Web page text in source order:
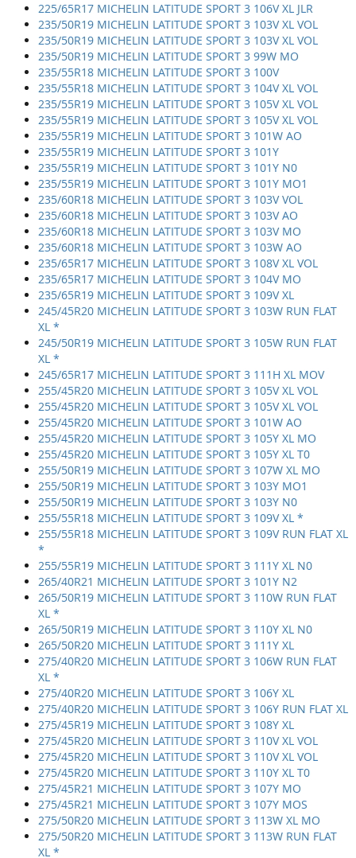
225/65R17 MICHELIN LATITUDE SPORT 3 106V XL JLR
235/50R19 MICHELIN LATITUDE SPORT 3 103V XL VOL
235/50R19 MICHELIN LATITUDE SPORT 3 103V XL VOL
235/50R19 MICHELIN LATITUDE SPORT 3 99W MO
235/55R18 MICHELIN LATITUDE SPORT 3 100V
235/55R18 MICHELIN LATITUDE SPORT 3 104V XL VOL
235/55R19 MICHELIN LATITUDE SPORT 3 105V XL VOL
235/55R19 MICHELIN LATITUDE SPORT 3 105V XL VOL
235/55R19 MICHELIN LATITUDE SPORT 3 101W AO
235/55R19 MICHELIN LATITUDE SPORT 3 101Y
235/55R19 MICHELIN LATITUDE SPORT 3 101Y N0
235/55R19 MICHELIN LATITUDE SPORT 3 101Y MO1
235/60R18 MICHELIN LATITUDE SPORT 3 103V VOL
235/60R18 MICHELIN LATITUDE SPORT 3 103V AO
235/60R18 MICHELIN LATITUDE SPORT 3 103V MO
235/60R18 MICHELIN LATITUDE SPORT 3 103W AO
235/65R17 MICHELIN LATITUDE SPORT 3 108V XL VOL
235/65R17 MICHELIN LATITUDE SPORT 3 104V MO
235/65R19 MICHELIN LATITUDE SPORT 3 109V XL
245/45R20 MICHELIN LATITUDE SPORT 3 103W RUN FLAT
XL *
245/50R19 MICHELIN LATITUDE SPORT 3 105W RUN FLAT
XL *
245/65R17 MICHELIN LATITUDE SPORT 3 111H XL MOV
255/45R20 MICHELIN LATITUDE SPORT 3 105V XL VOL
255/45R20 MICHELIN LATITUDE SPORT 3 105V XL VOL
255/45R20 MICHELIN LATITUDE SPORT 3 101W AO
255/45R20 MICHELIN LATITUDE SPORT 3 105Y XL MO
255/45R20 MICHELIN LATITUDE SPORT 3 105Y XL T0
255/50R19 MICHELIN LATITUDE SPORT 3 107W XL MO
255/50R19 MICHELIN LATITUDE SPORT 3 103Y MO1
255/50R19 MICHELIN LATITUDE SPORT 3 103Y N0
255/55R18 MICHELIN LATITUDE SPORT 3 109V XL *
255/55R18 MICHELIN LATITUDE SPORT 3 109V RUN FLAT XL
*
255/55R19 MICHELIN LATITUDE SPORT 3 111Y XL N0
265/40R21 MICHELIN LATITUDE SPORT 3 101Y N2
265/50R19 MICHELIN LATITUDE SPORT 3 110W RUN FLAT
XL *
265/50R19 MICHELIN LATITUDE SPORT 3 110Y XL N0
265/50R20 MICHELIN LATITUDE SPORT 3 111Y XL
275/40R20 MICHELIN LATITUDE SPORT 3 106W RUN FLAT
XL *
275/40R20 MICHELIN LATITUDE SPORT 3 106Y XL
275/40R20 MICHELIN LATITUDE SPORT 3 106Y RUN FLAT XL
275/45R19 MICHELIN LATITUDE SPORT 3 108Y XL
275/45R20 MICHELIN LATITUDE SPORT 3 110V XL VOL
275/45R20 MICHELIN LATITUDE SPORT 3 110V XL VOL
275/45R20 MICHELIN LATITUDE SPORT 3 110Y XL T0
275/45R21 MICHELIN LATITUDE SPORT 3 107Y MO
275/45R21 MICHELIN LATITUDE SPORT 3 107Y MOS
275/50R20 MICHELIN LATITUDE SPORT 3 113W XL MO
275/50R20 MICHELIN LATITUDE SPORT 3 113W RUN FLAT
XL *